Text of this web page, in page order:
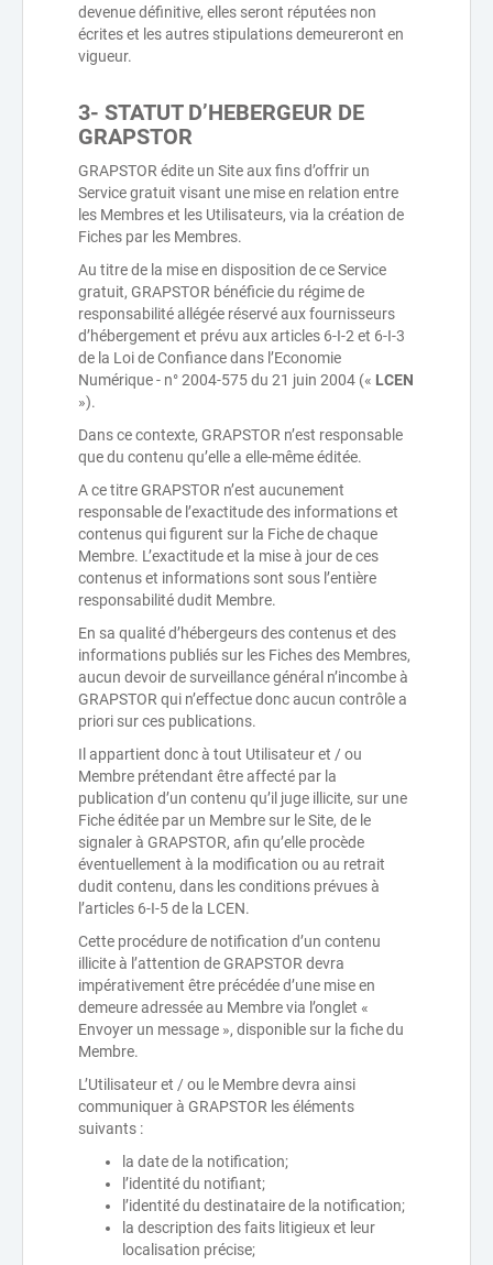
devenue définitive, elles seront réputées non
écrites et les autres stipulations demeureront en
vigueur.
3- STATUT D’HEBERGEUR DE
GRAPSTOR
GRAPSTOR édite un Site aux fins d’offrir un
Service gratuit visant une mise en relation entre
les Membres et les Utilisateurs, via la création de
Fiches par les Membres.
Au titre de la mise en disposition de ce Service
gratuit, GRAPSTOR bénéficie du régime de
responsabilité allégée réservé aux fournisseurs
d’hébergement et prévu aux articles 6-I-2 et 6-I-3
de la Loi de Confiance dans l’Economie
Numérique - n° 2004-575 du 21 juin 2004 (« LCEN
»).
Dans ce contexte, GRAPSTOR n’est responsable
que du contenu qu’elle a elle-même éditée.
A ce titre GRAPSTOR n’est aucunement
responsable de l’exactitude des informations et
contenus qui figurent sur la Fiche de chaque
Membre. L’exactitude et la mise à jour de ces
contenus et informations sont sous l’entière
responsabilité dudit Membre.
En sa qualité d’hébergeurs des contenus et des
informations publiés sur les Fiches des Membres,
aucun devoir de surveillance général n’incombe à
GRAPSTOR qui n’effectue donc aucun contrôle a
priori sur ces publications.
Il appartient donc à tout Utilisateur et / ou
Membre prétendant être affecté par la
publication d’un contenu qu’il juge illicite, sur une
Fiche éditée par un Membre sur le Site, de le
signaler à GRAPSTOR, afin qu’elle procède
éventuellement à la modification ou au retrait
dudit contenu, dans les conditions prévues à
l’articles 6-I-5 de la LCEN.
Cette procédure de notification d’un contenu
illicite à l’attention de GRAPSTOR devra
impérativement être précédée d’une mise en
demeure adressée au Membre via l’onglet «
Envoyer un message », disponible sur la fiche du
Membre.
L’Utilisateur et / ou le Membre devra ainsi
communiquer à GRAPSTOR les éléments
suivants :
la date de la notification;
l’identité du notifiant;
l’identité du destinataire de la notification;
la description des faits litigieux et leur
localisation précise;